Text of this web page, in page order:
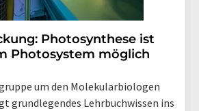
Photosynthese ist
Photosystem möglich
um den Molekularbiologen
grundlegendes Lehrbuchwissen ins